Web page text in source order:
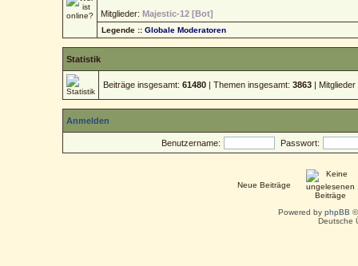
Mitglieder:Majestic-12 [Bot]
Legende ::Globale Moderatoren
Statistik
Beiträge insgesamt:61480 | Themen insgesamt:3863 |
Anmelden
Benutzername: Passwort:
Neue Beiträge
Powered by phpBB
Deutsche